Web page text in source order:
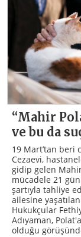
“Mahir
ve bu da
19 Mart’tan beri
Cezaevi,
gidip gelen Mahir
mücadele 21
şartıyla tahliye
ailesine
Hukukçular
Adıyaman,
olduğu